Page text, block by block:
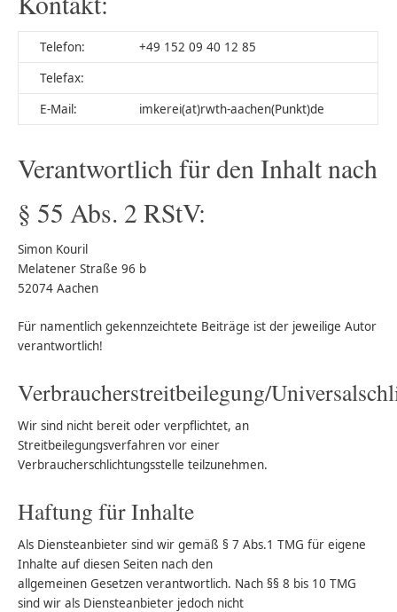
Telefon:
+49 152 09 40 12 85
Telefax:
E-Mail:
imkerei(at)rwth-aachen(Punkt)de
Verantwortlich für den Inhalt nach
§ 55 Abs. 2 RStV:
Simon Kouril
Melatener Straße 96 b
52074 Aachen
Für namentlich gekennzeichtete Beiträge ist der jeweilige Autor
verantwortlich!
Verbraucherstreitbeilegung/
Wir sind nicht bereit oder verpflichtet, an
Streitbeilegungsverfahren vor einer
Verbraucherschlichtungsstelle teilzunehmen.
Haftung für Inhalte
Als Diensteanbieter sind wir gemäß § 7 Abs.1 TMG für eigene
Inhalte auf diesen Seiten nach den
allgemeinen Gesetzen verantwortlich. Nach §§ 8 bis 10 TMG
sind wir als Diensteanbieter jedoch nicht